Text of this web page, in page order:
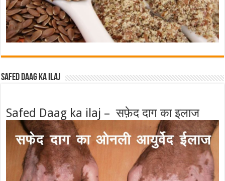
Safed Daag ka ilaj
Safed Daag ka ilaj – सफ़ेद दाग का इलाज